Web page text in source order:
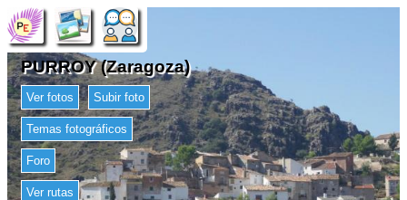
PURROY (Zaragoza)
Ver fotos Subir foto
Temas fotográficos
Foro
Ver rutas